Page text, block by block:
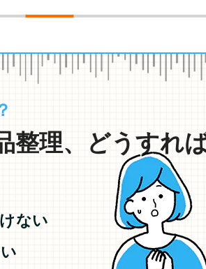
整理、どうすれ
ない